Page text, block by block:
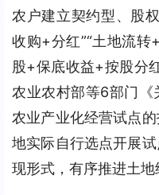
农户建立契约型、股
收购+分红”“土地流转
股+保底收益+按股分
农业农村部等6部门《
农业产业化经营试点
地实际自行选点开展
现形式，有序推进土地